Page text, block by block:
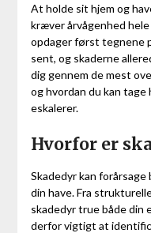
At holde sit hjem og
kræver årvågenhed
opdager først tegnene
sent, og skaderne
dig gennem de mest
og hvordan du kan
eskalerer.
Hvorfor er
Skadedyr kan
din have. Fra
skadedyr true både din
derfor vigtigt at